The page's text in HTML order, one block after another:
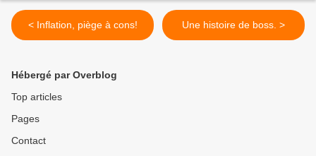
< Inflation, piège à cons! Une histoire de boss. >
Hébergé par Overblog
Top articles
Pages
Contact